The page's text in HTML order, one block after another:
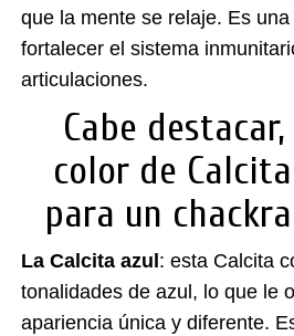
que la mente se relaje. Es
fortalecer el sistema
articulaciones.
Cabe
color de
para un
La Calcita azul : esta Calcita
tonalidades de azul, lo que le
apariencia única y diferente.